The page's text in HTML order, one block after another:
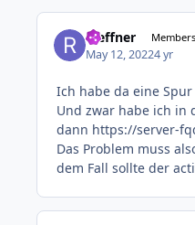
rseffner Members
May 12, 20224 yr
Ich habe da eine
Und zwar habe ich in
dann https://server-
Das Problem muss
dem Fall sollte der